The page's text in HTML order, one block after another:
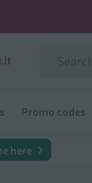
Promo codes
here